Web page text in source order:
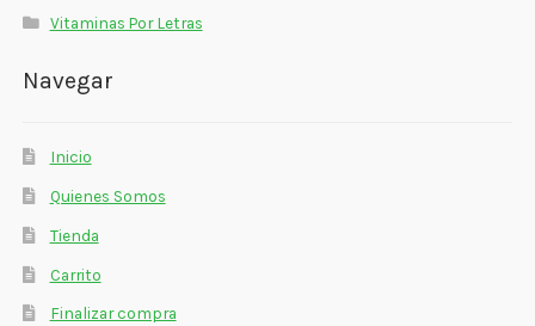
Vitaminas Por Letras
Navegar
Inicio
Quienes Somos
Tienda
Carrito
Finalizar compra